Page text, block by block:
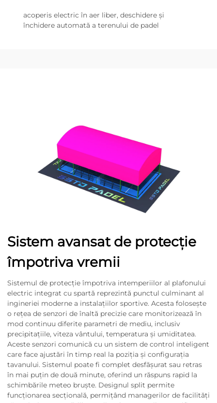
acoperis electric în aer liber, deschidere și
închidere automată a terenului de padel
Sistem avansat de protecție
împotriva vremii
Sistemul de protecţie împotriva intemperiilor al plafonului
electric integrat cu spartă reprezintă punctul culminant al
ingineriei moderne a instalaţiilor sportive. Acesta foloseşte
o reţea de senzori de înaltă precizie care monitorizează în
mod continuu diferite parametri de mediu, inclusiv
precipitaţiile, viteza vântului, temperatura şi umiditatea.
Aceste senzori comunică cu un sistem de control inteligent
care face ajustări în timp real la poziţia şi configuraţia
tavanului. Sistemul poate fi complet desfăşurat sau retras
în mai puţin de două minute, oferind un răspuns rapid la
schimbările meteo bruşte. Designul split permite
funcționarea secțională, permițând managerilor de facilități